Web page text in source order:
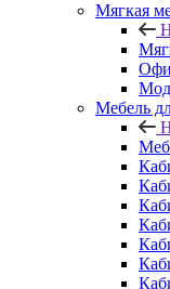
Мягкая
Мебель